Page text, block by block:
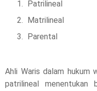
Patrilineal
Matrilineal
Parental
Ahli Waris dalam hukum
patrilineal menentukan